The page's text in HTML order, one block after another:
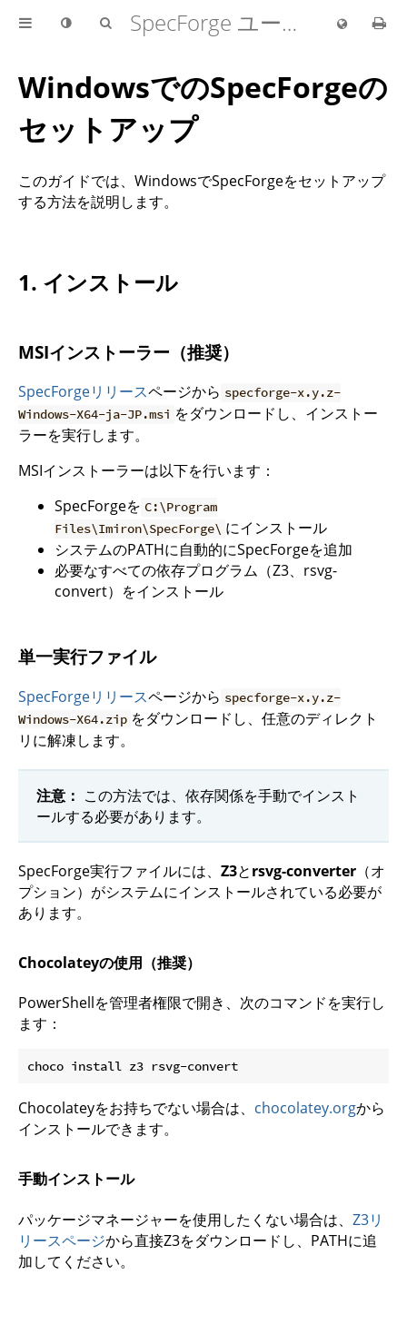
SpecForge ユーザーガイド
WindowsでのSpecForgeの
セットアップ
このガイドでは、WindowsでSpecForgeをセットアップ
する方法を説明します。
1. インストール
MSIインストーラー（推奨）
SpecForgeリリースページから specforge-x.y.z-
Windows-X64-ja-JP.msi をダウンロードし、インストー
ラーを実行します。
MSIインストーラーは以下を行います：
SpecForgeを C:\Program
Files\Imiron\SpecForge\ にインストール
システムのPATHに自動的にSpecForgeを追加
必要なすべての依存プログラム（Z3、rsvg-
convert）をインストール
単一実行ファイル
SpecForgeリリースページから specforge-x.y.z-
Windows-X64.zip をダウンロードし、任意のディレクト
リに解凍します。
注意： この方法では、依存関係を手動でインスト
ールする必要があります。
SpecForge実行ファイルには、 Z3とrsvg-converter （オ
プション）がシステムにインストールされている必要が
あります。
Chocolateyの使用（推奨）
PowerShellを管理者権限で開き、次のコマンドを実行し
ます：
Chocolateyをお持ちでない場合は、 chocolatey.orgから
インストールできます。
手動インストール
パッケージマネージャーを使用したくない場合は、 Z3リ
リースページから直接Z3をダウンロードし、PATHに追
加してください。